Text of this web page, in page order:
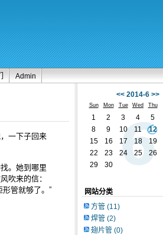
Admin
一下子回来
。她到哪里
吹来的信：
管就够了。”
<< 2014-6 >>
Sun Mon Tue Wed Thu
1 2 3 4 5
8
9 10 11 12
15
16 17 18 19
22
23 24 25 26
29
30
网站分类
方管 (11)
焊管 (2)
翅片管 (0)